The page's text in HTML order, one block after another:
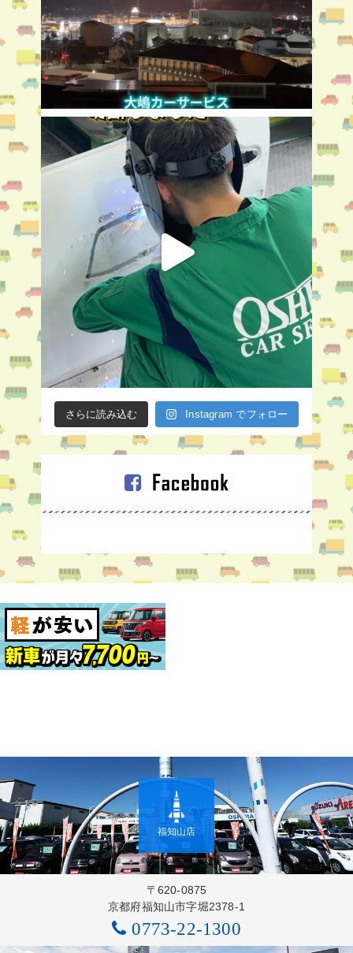
さらに読み込む Instagram でフォロー
福知山店
〒620-0875
京都府福知山市字堀2378-1
0773-22-1300